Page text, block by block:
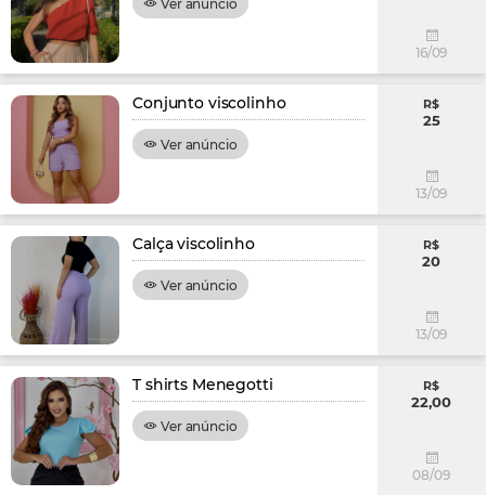
Ver anúncio
16/09
Conjunto viscolinho
Ver anúncio
R$
25
13/09
Calça viscolinho
Ver anúncio
R$
20
13/09
T shirts Menegotti
Ver anúncio
R$
22,00
08/09